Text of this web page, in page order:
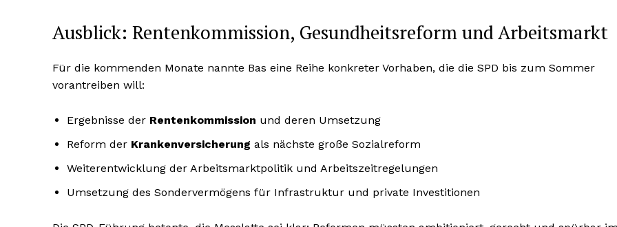
Ausblick: Rentenkommission, Gesundheitsreform und Arbeitsmarkt
Für die kommenden Monate nannte Bas eine Reihe konkreter Vorhaben, die die SPD bis zum Sommer
vorantreiben will:
Ergebnisse der Rentenkommission und deren Umsetzung
Reform der Krankenversicherung als nächste große Sozialreform
Weiterentwicklung der Arbeitsmarktpolitik und Arbeitszeitregelungen
Umsetzung des Sondervermögens für Infrastruktur und private Investitionen